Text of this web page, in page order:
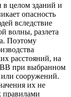
целом зданий и
опасность
вследствие
волны, разлета
Поэтому
расстояний, на
ВВ при выбранном
или сооружений.
их не
правилами